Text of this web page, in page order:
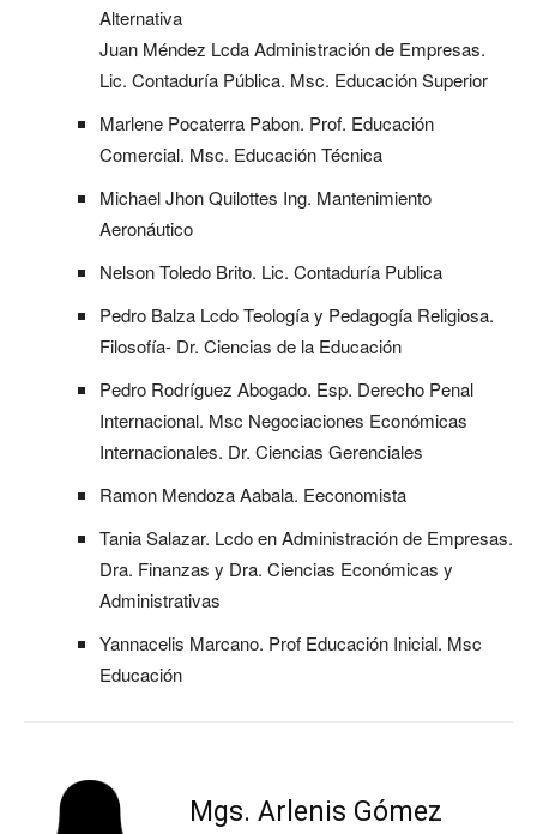
Alternativa
Juan Méndez Lcda Administración de Empresas.
Lic. Contaduría Pública. Msc. Educación Superior
Marlene Pocaterra Pabon. Prof. Educación
Comercial. Msc. Educación Técnica
Michael Jhon Quilottes Ing. Mantenimiento
Aeronáutico
Nelson Toledo Brito. Lic. Contaduría Publica
Pedro Balza Lcdo Teología y Pedagogía Religiosa.
Filosofía- Dr. Ciencias de la Educación
Pedro Rodríguez Abogado. Esp. Derecho Penal
Internacional. Msc Negociaciones Económicas
Internacionales. Dr. Ciencias Gerenciales
Ramon Mendoza Aabala. Eeconomista
Tania Salazar. Lcdo en Administración de Empresas.
Dra. Finanzas y Dra. Ciencias Económicas y
Administrativas
Yannacelis Marcano. Prof Educación Inicial. Msc
Educación
Mgs. Arlenis Gómez